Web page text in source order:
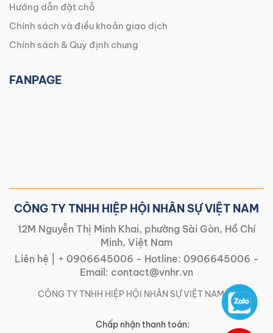
Hướng dẫn đặt chỗ
Chính sách và điều khoản giao dịch
Chính sách & Quy định chung
FANPAGE
CÔNG TY TNHH HIỆP HỘI NHÂN SỰ VIỆT NAM
12M Nguyễn Thị Minh Khai, phường Sài Gòn, Hồ Chí
Minh, Việt Nam
Liên hệ |
+ 0906645006 - Hotline: 0906645006 -
Email: contact@vnhr.vn
CÔNG TY TNHH HIỆP HỘI NHÂN SỰ VIỆT NAM | |
Chấp nhận thanh toán: